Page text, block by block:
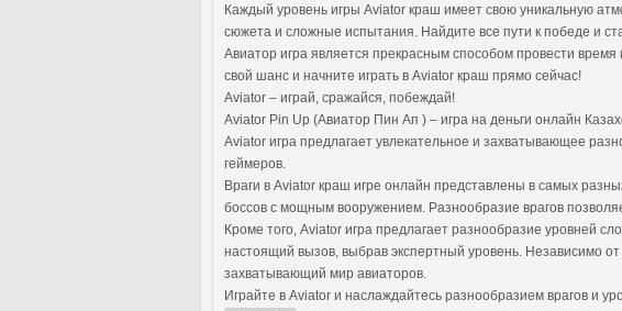
Каждый уровень игры Aviator краш имеет свою уникальную
сюжета и сложные испытания. Найдите все пути к победе и
Авиатор игра является прекрасным способом провести
свой шанс и начните играть в Aviator краш прямо сейчас!
Aviator – играй, сражайся, побеждай!
Aviator Pin Up (Авиатор Пин Ап ) – игра на деньги онлайн
Aviator игра предлагает увлекательное и захватывающее
геймеров.
Враги в Aviator краш игре онлайн представлены в самых
боссов с мощным вооружением. Разнообразие врагов
Кроме того, Aviator игра предлагает разнообразие уровней
настоящий вызов, выбрав экспертный уровень. Независимо
захватывающий мир авиаторов.
Играйте в Aviator и наслаждайтесь разнообразием врагов и